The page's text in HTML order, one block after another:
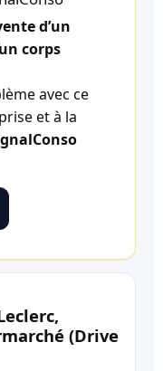
d’un
corps
avec ce
et à la
(Drive